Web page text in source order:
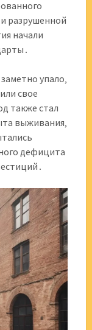
разрушенной
начали
упало‚
свое
также стал
выживания‚
дефицита